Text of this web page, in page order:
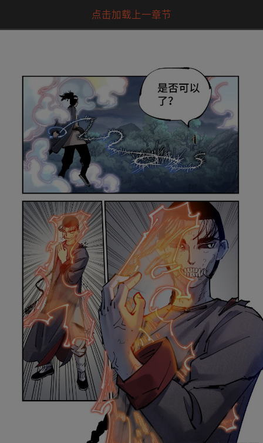
点击加载上一章节